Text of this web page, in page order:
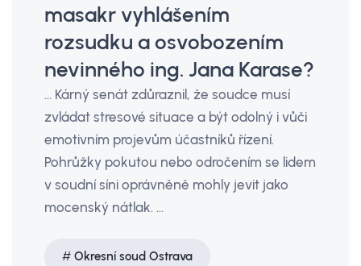
masakr vyhlášením
rozsudku a osvobozením
nevinného ing. Jana Karase?
… Kárný senát zdůraznil, že soudce musí
zvládat stresové situace a být odolný i vůči
emotivním projevům účastníků řízení.
Pohrůžky pokutou nebo odročením se lidem
v soudní síni oprávněně mohly jevit jako
mocenský nátlak. …
Okresní soud Ostrava